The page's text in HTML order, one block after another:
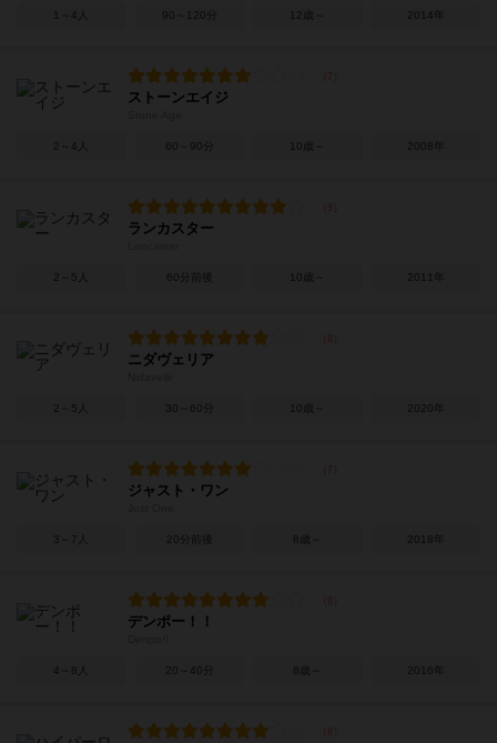
1～4人 90～120分 12歳～ 2014年
ストーンエイジ
2～4人 60～90分 10歳～ 2008年
ランカスター
2～5人 60分前後 10歳～ 2011年
ニダヴェリア
2～5人 30～60分 10歳～ 2020年
ジャスト・ワン
3～7人 20分前後 8歳～ 2018年
デンポー！！
4～8人 20～40分 8歳～ 2016年